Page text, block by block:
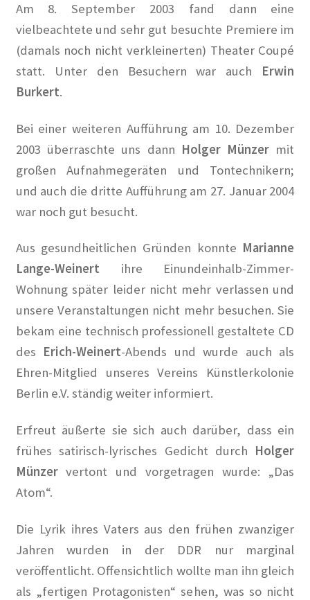
Orte – Künstlerkolonie Berlin in berlin:street
Vom Leben im „Roten Block“ der Künstlerkolonie in ND
Vom Widerstand in Wilmersdorf in taz
Weg mit den Bausünden, die unser schönes Berlin
verschandeln!
Lage
Mein Konto
Nachrufe
Newsletter
Ostern 2020
Printangebot
Anzeigenpreisliste
Buchempfehlungen
Der Kurier
Am 8. September 2003 fand dann eine
vielbeachtete und sehr gut besuchte Premiere im
(damals noch nicht verkleinerten) Theater Coupé
statt. Unter den Besuchern war auch Erwin
Burkert.
Bei einer weiteren Aufführung am 10. Dezember
2003 überraschte uns dann Holger Münzer mit
großen Aufnahmegeräten und Tontechnikern;
und auch die dritte Aufführung am 27. Januar 2004
war noch gut besucht.
Aus gesundheitlichen Gründen konnte Marianne
Lange-Weinert ihre Einundeinhalb-Zimmer-
Wohnung später leider nicht mehr verlassen und
unsere Veranstaltungen nicht mehr besuchen. Sie
bekam eine technisch professionell gestaltete CD
des Erich-Weinert-Abends und wurde auch als
Ehren-Mitglied unseres Vereins Künstlerkolonie
Berlin e.V. ständig weiter informiert.
Erfreut äußerte sie sich auch darüber, dass ein
frühes satirisch-lyrisches Gedicht durch Holger
Münzervertont und vorgetragen wurde: „Das
Atom“.
Die Lyrik ihres Vaters aus den frühen zwanziger
Jahren wurden in der DDR nur marginal
veröffentlicht. Offensichtlich wollte man ihn gleich
als „fertigen Protagonisten“ sehen, was so nicht